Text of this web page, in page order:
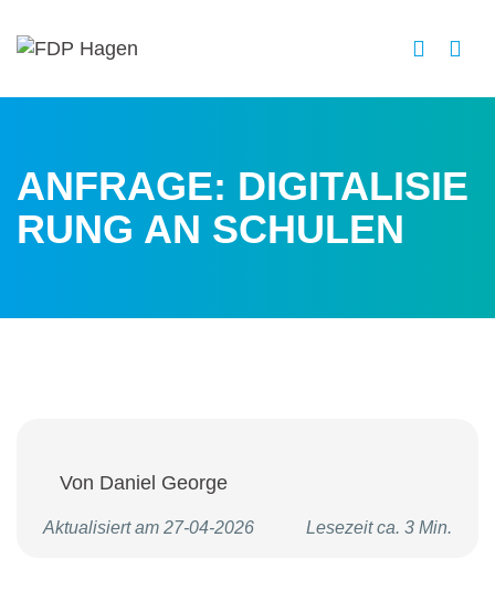
ANFRAGE: DIGITALISIE
RUNG AN SCHULEN
Von Daniel George
Aktualisiert am 27-04-2026 Lesezeit ca. 3 Min.